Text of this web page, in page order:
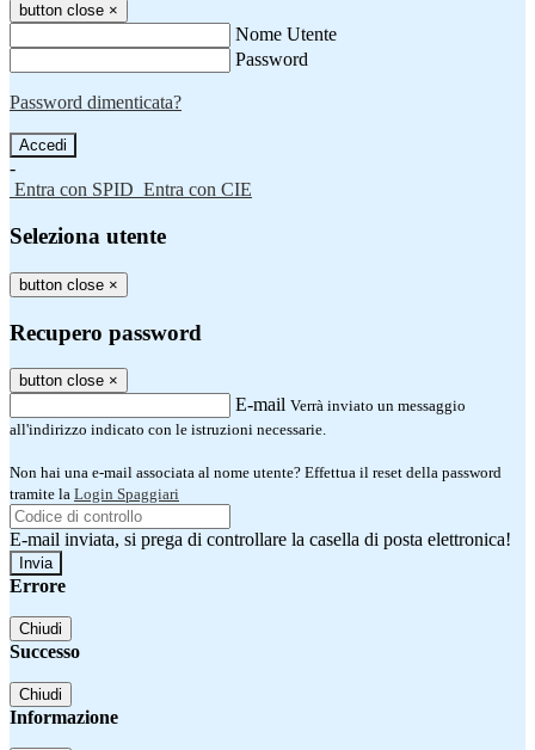
button close ×
Nome Utente
Password
Password dimenticata?
-
Entra con SPID Entra con CIE
Seleziona utente
button close ×
Recupero password
button close ×
E-mail Verrà inviato un messaggio
all'indirizzo indicato con le istruzioni necessarie.
Non hai una e-mail associata al nome utente? Effettua il reset della password
tramite la Login Spaggiari
E-mail inviata, si prega di controllare la casella di posta elettronica!
Errore
Chiudi
Successo
Chiudi
Informazione